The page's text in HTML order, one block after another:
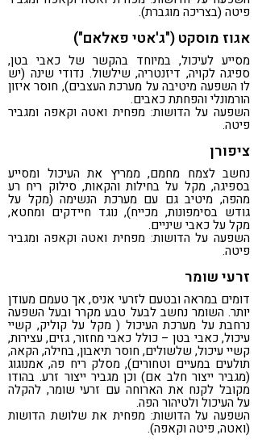
פיטה (בצריכה מוגברת).
אגוז מוסקט ("ג'אטי פאלאם")
מסייע לעיכול, במיוחד בהקשר של כאבי בטן,
ספיגה לקויה, דיזנטריה, שילשול. נדודי שינה (יש
לו השפעה מיטיבה על מערכת העצבים), חוסר איזון
הורמונלי והפחתת כאבים.
השפעה על הדושות: מפחית ואטה וקאפה ומגביר
פיטה.
ציפורן
נחשב לצמח מחמם, ממריץ את העיכול ומסייע
בספיגה, מקל על בחילות והקאות, סילוק ריח רע
מהפה, מיטיב גם עם מערכת הנשימה (מקל על
גודש בסימפונות, מכייח), נוגד חיידקים ומחטא,
מקל על כאבי שיניים.
השפעה על הדושות: מפחית ואטה וקאפה ומגביר
פיטה.
זרעי שומר
דומים במראה ובטעם לזרעי אניס, אך טעמם מעודן
יותר. השומר נחשב לבעל טבע מקרר ובעל השפעה
נרחבת על מערכת העיכול ( מקל על קוליק, קשיי
עיכול, כאבי בטן – כולל כאבי מחזור, גזים, עצירות,
קשיי עיכול, שלשולים, חוסר תיאבון, בחילה, הקאה,
תולעים במעיים וטחורים), מסלק ריח פה, אמנוגוג
(מגביר ייצור חלב אם) וכן מגביר ייצור זרע. בהודו
מקובל לקנח את הארוחה עם זרעי שומר, להקלה
על העיכול ולטיהור הפה.
השפעה על הדושות: מפחית את שלושת הדושות
(ואטה, פיטה וקאפה).